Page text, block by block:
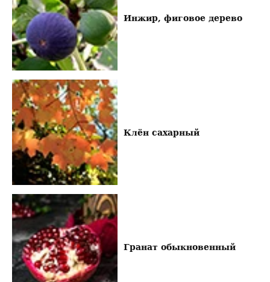
Инжир, фиговое дерево
Клён сахарный
Гранат обыкновенный